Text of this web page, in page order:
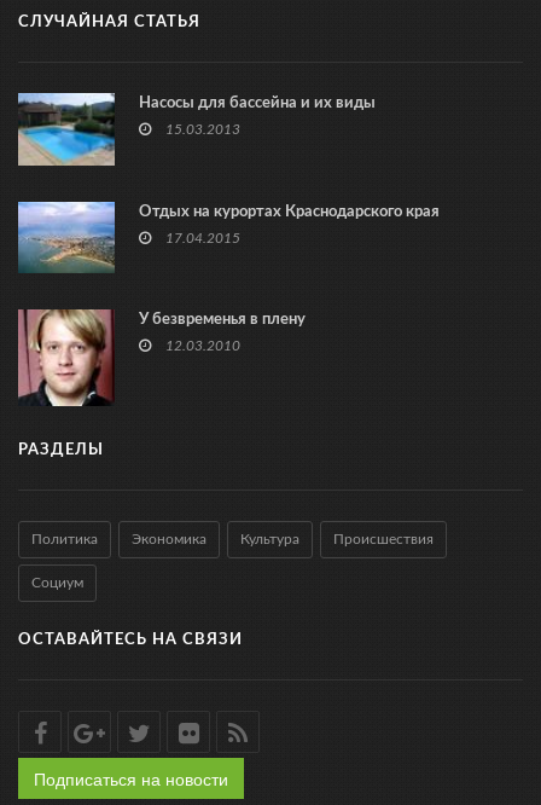
СЛУЧАЙНАЯ СТАТЬЯ
Насосы для бассейна и их виды
15.03.2013
Отдых на курортах Краснодарского края
17.04.2015
У безвременья в плену
12.03.2010
РАЗДЕЛЫ
Политика Экономика Культура Происшествия
Социум
ОСТАВАЙТЕСЬ НА СВЯЗИ
Подписаться на новости